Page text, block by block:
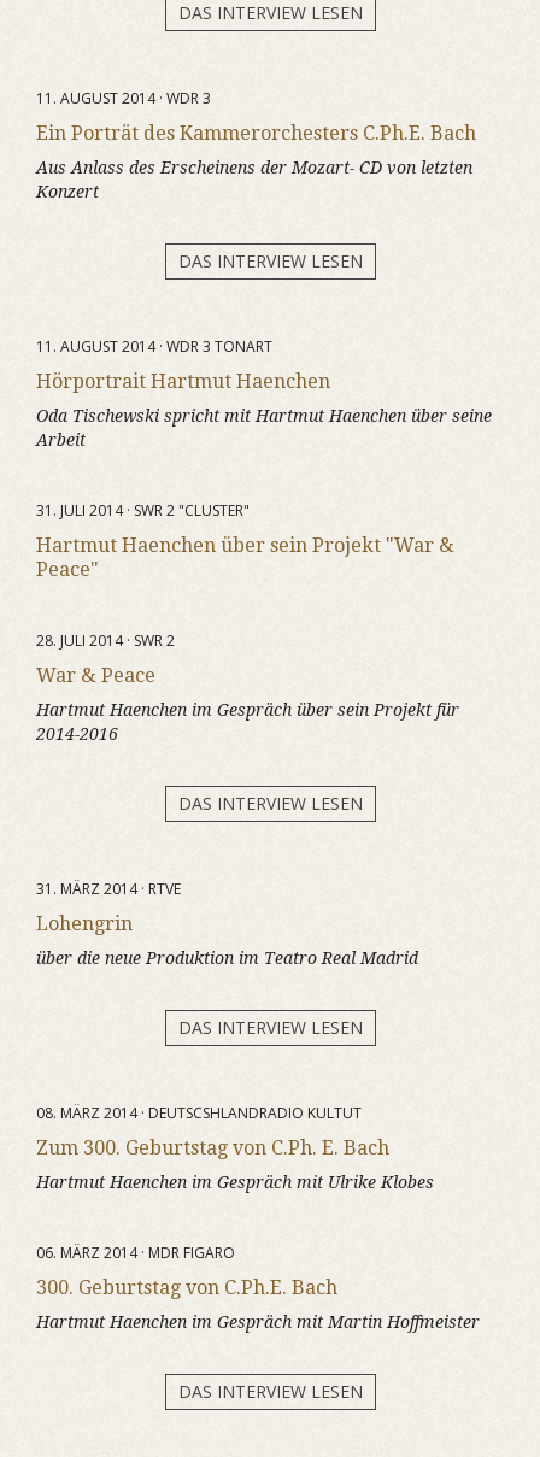
DAS INTERVIEW LESEN
11. AUGUST 2014 · WDR 3
Ein Porträt des Kammerorchesters C.Ph.E. Bach
Aus Anlass des Erscheinens der Mozart- CD von letzten
Konzert
DAS INTERVIEW LESEN
11. AUGUST 2014 · WDR 3 TONART
Hörportrait Hartmut Haenchen
Oda Tischewski spricht mit Hartmut Haenchen über seine
Arbeit
31. JULI 2014 · SWR 2 "CLUSTER"
Hartmut Haenchen über sein Projekt "War &
Peace"
28. JULI 2014 · SWR 2
War & Peace
Hartmut Haenchen im Gespräch über sein Projekt für
2014-2016
DAS INTERVIEW LESEN
31. MÄRZ 2014 · RTVE
Lohengrin
über die neue Produktion im Teatro Real Madrid
DAS INTERVIEW LESEN
08. MÄRZ 2014 · DEUTSCSHLANDRADIO KULTUT
Zum 300. Geburtstag von C.Ph. E. Bach
Hartmut Haenchen im Gespräch mit Ulrike Klobes
06. MÄRZ 2014 · MDR FIGARO
300. Geburtstag von C.Ph.E. Bach
Hartmut Haenchen im Gespräch mit Martin Hoffmeister
DAS INTERVIEW LESEN